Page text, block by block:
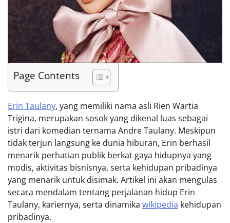
Page Contents
Erin Taulany, yang memiliki nama asli Rien Wartia
Trigina, merupakan sosok yang dikenal luas sebagai
istri dari komedian ternama Andre Taulany. Meskipun
tidak terjun langsung ke dunia hiburan, Erin berhasil
menarik perhatian publik berkat gaya hidupnya yang
modis, aktivitas bisnisnya, serta kehidupan pribadinya
yang menarik untuk disimak. Artikel ini akan mengulas
secara mendalam tentang perjalanan hidup Erin
Taulany, kariernya, serta dinamika wikipedia kehidupan
pribadinya.